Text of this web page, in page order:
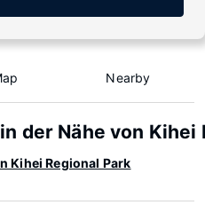
Nearby
der Nähe von Kihei
Kihei Regional Park